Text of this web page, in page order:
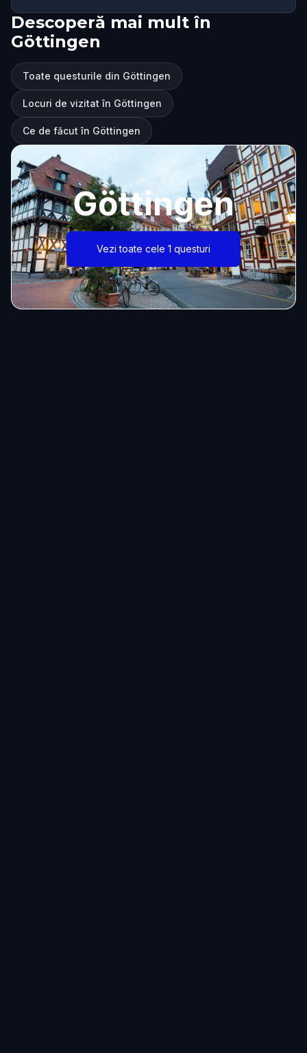
Descoperă mai mult în
Göttingen
Toate questurile din Göttingen
Locuri de vizitat în Göttingen
Ce de făcut în Göttingen
Göttingen
Vezi toate cele 1 questuri